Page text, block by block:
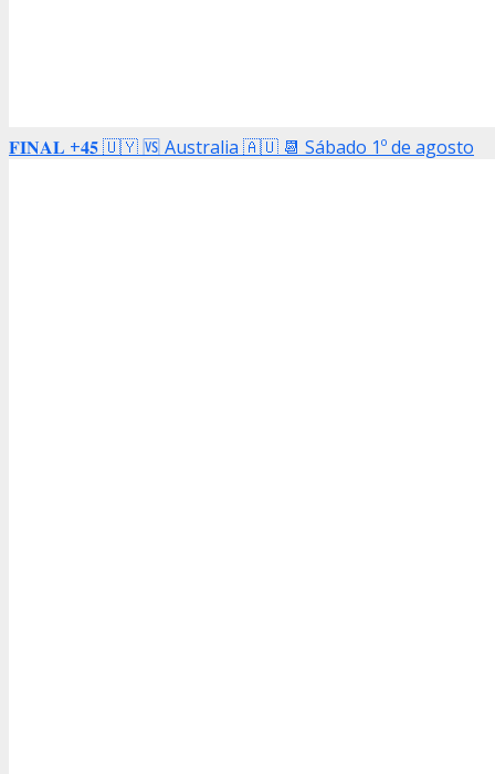
𝐅𝐈𝐍𝐀𝐋 +𝟒𝟓 🇺🇾 🆚 Australia 🇦🇺 📆 Sábado 1º de agosto